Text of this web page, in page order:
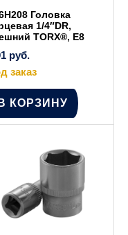
Головка
1/4″DR,
TORX®, Е8
руб.
заказ
В КОРЗИНУ